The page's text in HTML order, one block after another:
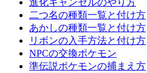
進化キャンセルのやり方
二つ名の種類一覧と付け方
あかしの種類一覧と付け方
リボンの入手方法と付け方
NPCの交換ポケモン
準伝説ポケモンの捕まえ方